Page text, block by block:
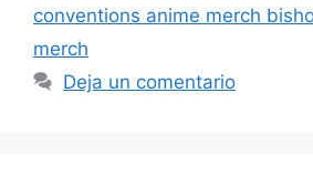
conventions anime merch
merch
Deja un comentario